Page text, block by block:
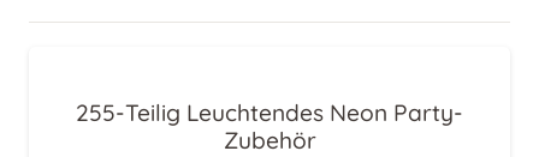
255-Teilig Leuchtendes Neon Party-
Zubehör